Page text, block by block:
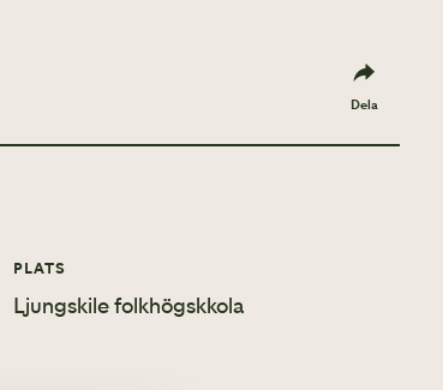
Dela
PLATS
Ljungskile folkhögskkola